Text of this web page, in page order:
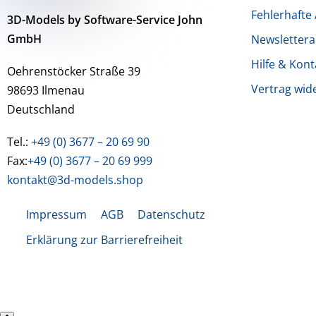
3D-Models by Software-Service John
GmbH
Oehrenstöcker Straße 39
98693 Ilmenau
Deutschland
Tel.: +49 (0) 3677 – 20 69 90
Fax:+49 (0) 3677 – 20 69 999
kontakt@3d-models.shop
Hilfe &
Vertrag
Impressum AGB
Datenschutz
Erklärung zur Barrierefreiheit